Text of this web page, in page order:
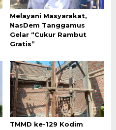
Melayani Masyarakat,
NasDem Tanggamus
Gelar “Cukur Rambut
Gratis”
TMMD ke-129 Kodim